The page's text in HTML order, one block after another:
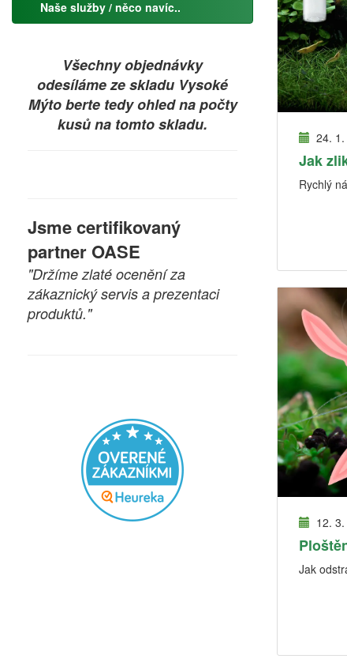
Naše služby / něco navíc..
Všechny objednávky
odesíláme ze skladu Vysoké
Mýto berte tedy ohled na počty
kusů na tomto skladu.
Jsme certifikovaný
partner OASE
"Držíme zlaté ocenění za
zákaznický servis a prezentaci
produktů."
24.
Jak
Rychlý
12.
Jak